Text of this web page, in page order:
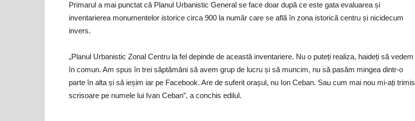
Primarul a mai punctat că Planul Urbanistic General se face doar după ce este gata evaluarea și
inventarierea monumentelor istorice circa 900 la număr care se află în zona istorică centru și nicidecum
invers.
„Planul Urbanistic Zonal Centru la fel depinde de această inventariere. Nu o puteți realiza, haideți să vedem
în comun. Am spus în trei săptămâni să avem grup de lucru și să muncim, nu să pasăm mingea dintr-o
parte în alta și să ieșim iar pe Facebook. Are de suferit orașul, nu Ion Ceban. Sau cum mai nou mi-ați trimis
scrisoare pe numele lui Ivan Ceban”, a conchis edilul.